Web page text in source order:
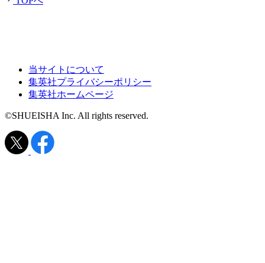
当サイトについて
集英社プライバシーポリシー
集英社ホームページ
©SHUEISHA Inc. All rights reserved.